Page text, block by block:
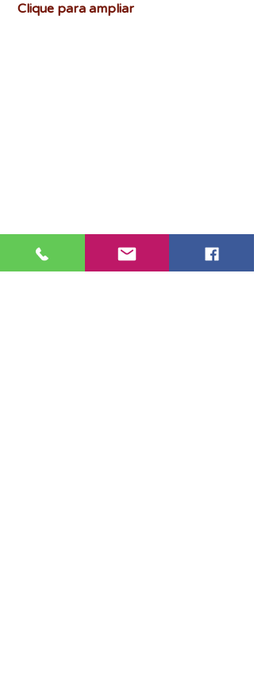
Clique para ampliar